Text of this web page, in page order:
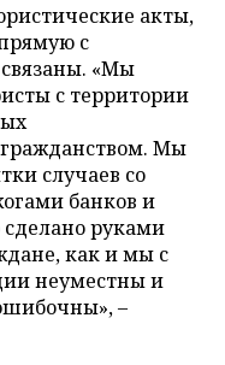
акты,
с
«Мы
с территории
Мы
случаев со
банков и
руками
как и мы с
неуместны и
–